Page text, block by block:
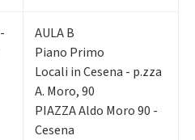
AULA B
Piano Primo
Locali in Cesena - p.zza
A. Moro, 90
PIAZZA Aldo Moro 90 -
Cesena